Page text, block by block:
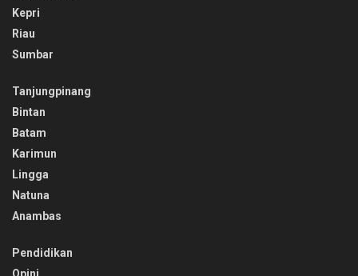
Kepri
Riau
Sumbar
Tanjungpinang
Bintan
Batam
Karimun
Lingga
Natuna
Anambas
Pendidikan
Opini